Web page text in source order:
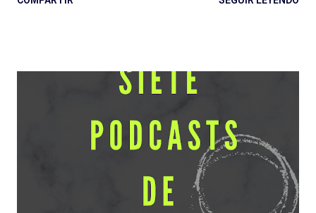
grande de Podium Podcast para 2022 y el regreso al guión de
partes, recordando la recomendación de escuchar antes los
también para evitar spoilers que trataré (en lo posible) de no
cometer. Escuchar: Web , Spotify , otras . Episodio 1: La Plaga
Me chocó de entrada que sea otra serie de ficción sobre
pandemias . Siento que necesitamos un respiro (de la
pandemia en la vida, primero, y del tema en general) en cuanto